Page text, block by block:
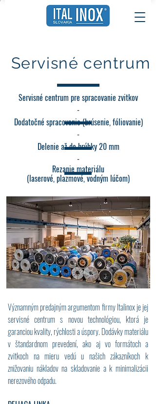
Servisné centrum
Servisné centrum pre spracovanie zvitkov
-
Dodatočné spracovanie (brúsenie, fóliovanie)
-
Delenie až do hrúbky 20 mm
-
Rezanie materiálu
(laserové,plazmové,vodným lúčom)
Významným predajným argumentom firmy Italinox je jej
servisné centrum s novou technológiou, ktorá je
garanciou kvality, rýchlosti a úspory. Dodávky materiálu
v štandardnom prevedení, ako aj vo formátoch a
zvitkoch na mieru vedú u našich zákazníkoch k
znižovaniu nákladov na skladovanie a k minimalizácii
nerezového odpadu.